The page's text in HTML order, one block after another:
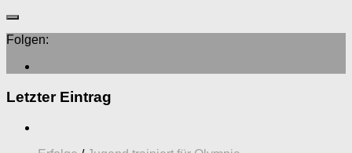
Folgen:
Letzter Eintrag